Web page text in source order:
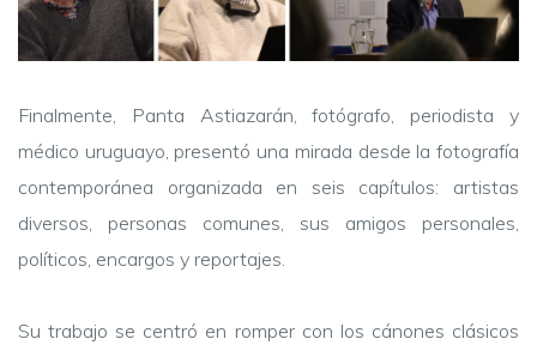
Finalmente, Panta Astiazarán, fotógrafo, periodista y
médico uruguayo, presentó una mirada desde la fotografía
contemporánea organizada en seis capítulos: artistas
diversos, personas comunes, sus amigos personales,
políticos, encargos y reportajes.
Su trabajo se centró en romper con los cánones clásicos